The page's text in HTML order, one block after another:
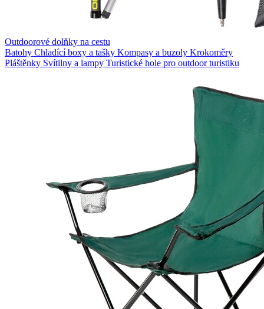
Outdoorové dolňky na cestu
Batohy Chladící boxy a tašky Kompasy a buzoly Krokoměry
Pláštěnky Svítilny a lampy Turistické hole pro outdoor turistiku